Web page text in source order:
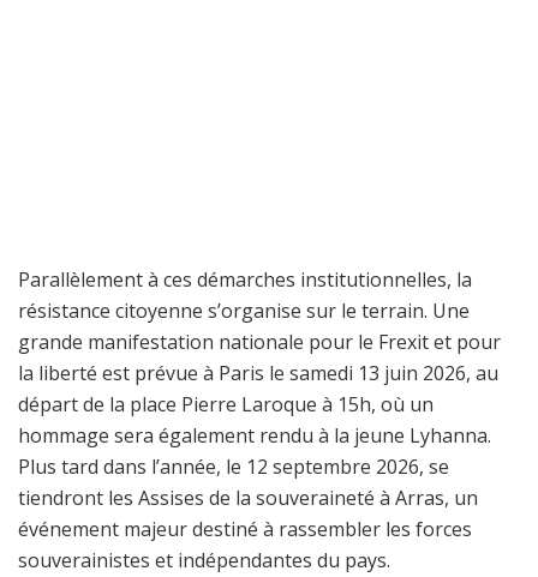
Parallèlement à ces démarches institutionnelles, la
résistance citoyenne s’organise sur le terrain. Une
grande manifestation nationale pour le Frexit et pour
la liberté est prévue à Paris le samedi 13 juin 2026, au
départ de la place Pierre Laroque à 15h, où un
hommage sera également rendu à la jeune Lyhanna.
Plus tard dans l’année, le 12 septembre 2026, se
tiendront les Assises de la souveraineté à Arras, un
événement majeur destiné à rassembler les forces
souverainistes et indépendantes du pays.